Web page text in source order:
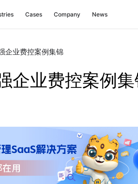
Cases Company News
企业费控案例集锦
企业费控案例集